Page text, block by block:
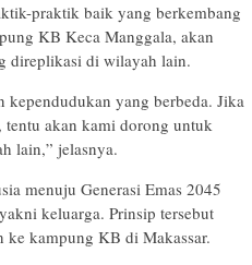
praktik baik yang berkembang
KB Keca Manggala, akan
direplikasi di wilayah lain.
kependudukan yang berbeda. Jika
akan kami dorong untuk
lain,” jelasnya.
menuju Generasi Emas 2045
keluarga. Prinsip tersebut
ke kampung KB di Makassar.